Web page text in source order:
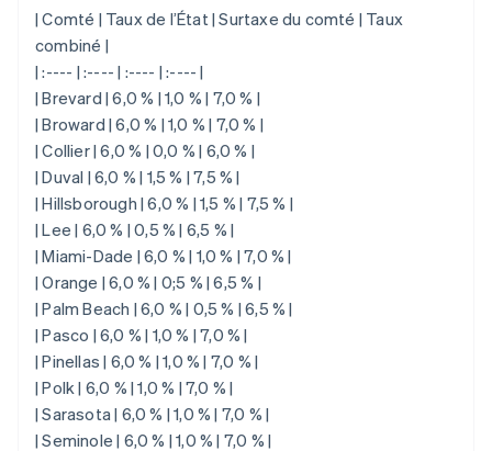
| Comté | Taux de l’État | Surtaxe du comté | Taux
combiné |
| :---- | :---- | :---- | :---- |
| Brevard | 6,0 % | 1,0 % | 7,0 % |
| Broward | 6,0 % | 1,0 % | 7,0 % |
| Collier | 6,0 % | 0,0 % | 6,0 % |
| Duval | 6,0 % | 1,5 % | 7,5 % |
| Hillsborough | 6,0 % | 1,5 % | 7,5 % |
| Lee | 6,0 % | 0,5 % | 6,5 % |
| Miami-Dade | 6,0 % | 1,0 % | 7,0 % |
| Orange | 6,0 % | 0;5 % | 6,5 % |
| Palm Beach | 6,0 % | 0,5 % | 6,5 % |
| Pasco | 6,0 % | 1,0 % | 7,0 % |
| Pinellas | 6,0 % | 1,0 % | 7,0 % |
| Polk | 6,0 % | 1,0 % | 7,0 % |
| Sarasota | 6,0 % | 1,0 % | 7,0 % |
| Seminole | 6,0 % | 1,0 % | 7,0 % |